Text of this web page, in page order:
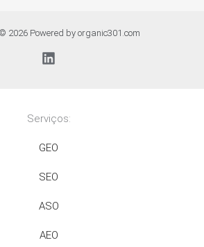
2026 Powered by organic301.com
Serviços:
GEO
SEO
ASO
AEO